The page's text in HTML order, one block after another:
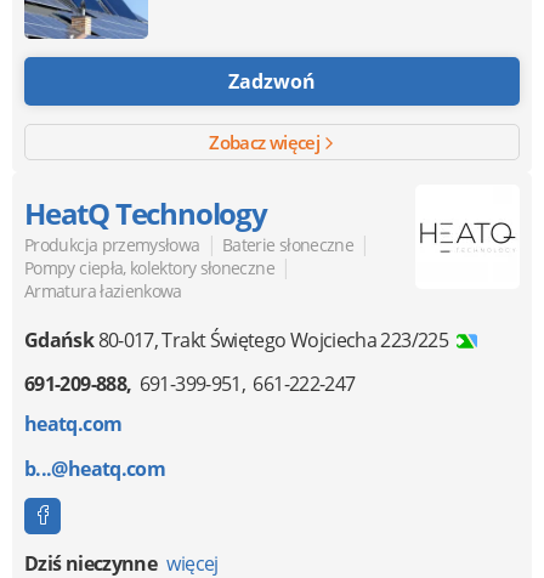
Zadzwoń
Zobacz więcej
HeatQ Technology
Produkcja przemysłowa | Baterie słoneczne |
Pompy ciepła, kolektory słoneczne |
Armatura łazienkowa
Gdańsk80-017,Trakt Świętego Wojciecha 223/225
691-209-888 691-399-951 661-222-247
heatq.com
b...@heatq.com
Dziś nieczynne więcej